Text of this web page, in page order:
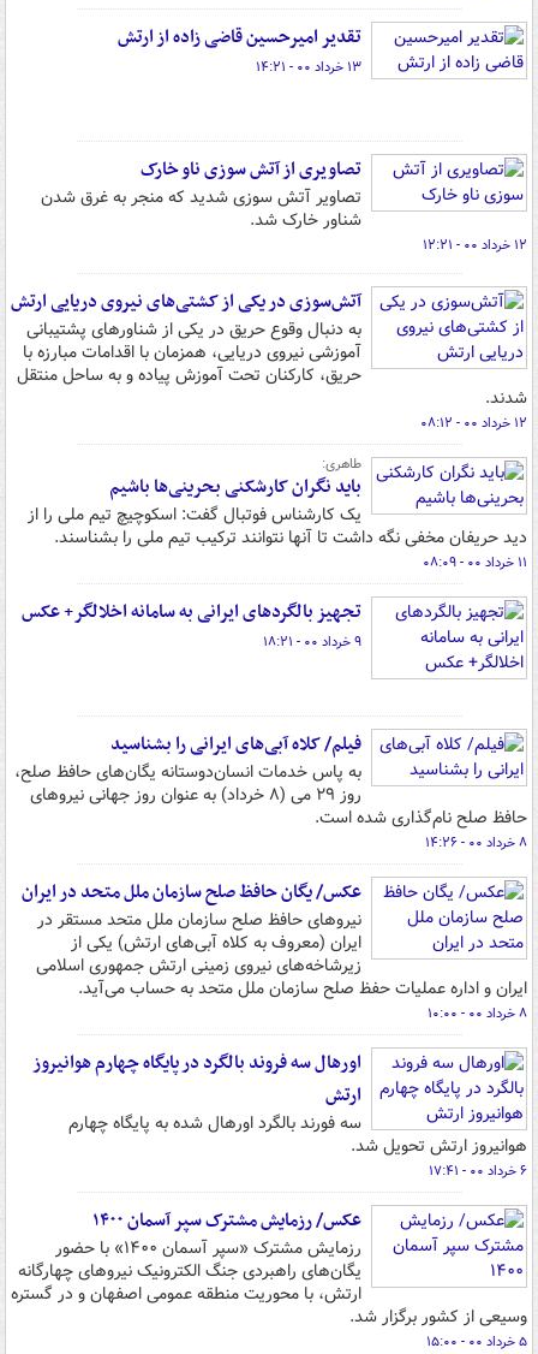
تقدیر امیرحسین قاضی زاده از ارتش
۱۳ خرداد ۰۰ - ۱۴:۲۱
تصاویری از آتش سوزی ناو خارک
تصاویر آتش سوزی شدید که منجر به غرق شدن
شناور خارک شد.
۱۲ خرداد ۰۰ - ۱۲:۲۱
آتش‌سوزی در یکی از کشتی‌های نیروی دریایی ارتش
به دنبال وقوع حریق در یکی از شناورهای پشتیبانی
آموزشی نیروی دریایی، همزمان با اقدامات مبارزه با
حریق، کارکنان تحت آموزش پیاده و به ساحل منتقل
شدند.
۱۲ خرداد ۰۰ - ۰۸:۱۲
طاهری:
باید نگران کارشکنی بحرینی‌ها باشیم
یک کارشناس فوتبال گفت: اسکوچیچ تیم ملی را از
دید حریفان مخفی نگه داشت تا آنها نتوانند ترکیب تیم ملی را بشناسند.
۱۱ خرداد ۰۰ - ۰۸:۰۹
تجهیز بالگردهای ایرانی به سامانه اخلالگر+ عکس
۹ خرداد ۰۰ - ۱۸:۲۱
فیلم/ کلاه آبی‌های ایرانی را بشناسید
به پاس خدمات انسان‌دوستانه یگان‌های حافظ صلح،
روز ۲۹ می (۸ خرداد) به عنوان روز جهانی نیروهای
حافظ صلح نام‌گذاری شده است.
۸ خرداد ۰۰ - ۱۴:۲۶
عکس/ یگان حافظ صلح سازمان ملل متحد در ایران
نیروهای حافظ صلح سازمان ملل متحد مستقر در
ایران (معروف به کلاه آبی‌های ارتش) یکی از
زیرشاخه‌های نیروی زمینی ارتش جمهوری اسلامی
ایران و اداره عملیات حفظ صلح سازمان ملل متحد به حساب می‌آید.
۸ خرداد ۰۰ - ۱۰:۰۰
اورهال سه فروند بالگرد در پایگاه چهارم هوانیروز
ارتش
سه فورند بالگرد اورهال شده به پایگاه چهارم
هوانیروز ارتش تحویل شد.
۶ خرداد ۰۰ - ۱۷:۴۱
عکس/ رزمایش مشترک سپر آسمان ۱۴۰۰
رزمایش مشترک «سپر آسمان ۱۴۰۰» با حضور
یگان‌های راهبردی جنگ الکترونیک نیروهای چهارگانه
ارتش، با محوریت منطقه عمومی اصفهان و در گستره
وسیعی از کشور برگزار شد.
۵ خرداد ۰۰ - ۱۵:۰۰